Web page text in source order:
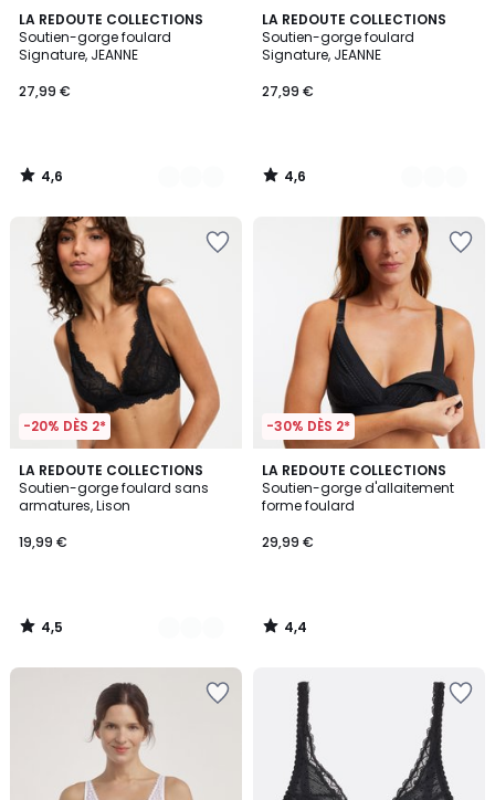
LA REDOUTE COLLECTIONS
Soutien-gorge foulard
Signature, JEANNE
27,99 €
4,6
/ 5
3
Couleurs
4,6
/
LA REDOUTE COLLECTIONS
Soutien-gorge foulard
Signature, JEANNE
27,99 €
4,6
/ 5
2
Couleurs
4,6
/
-20% DÈS 2*
LA REDOUTE COLLECTIONS
Soutien-gorge foulard sans
armatures, Lison
19,99 €
4,5
/ 5
3
Couleurs
4,5
/
-30% DÈS 2*
LA REDOUTE COLLECTIONS
Soutien-gorge d'allaitement
forme foulard
29,99 €
4,4
/ 5
4,4
/